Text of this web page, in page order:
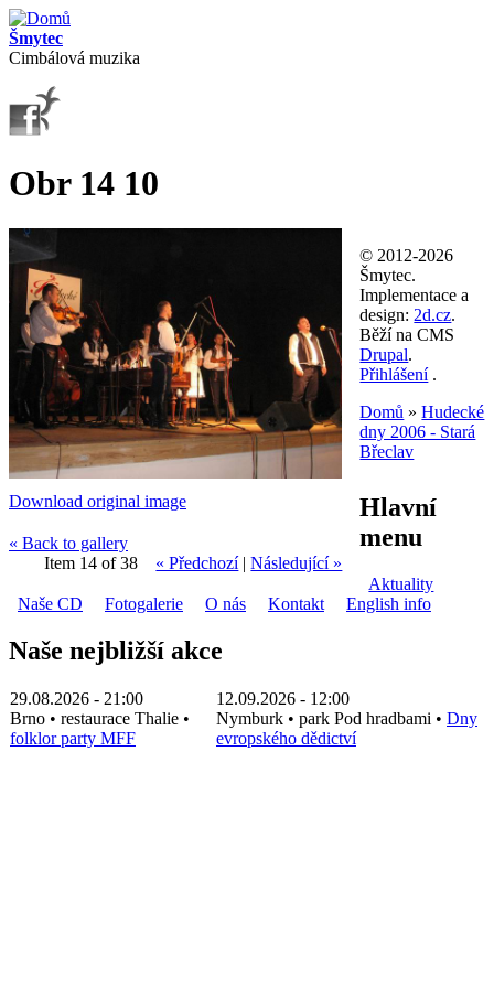
Přejít k hlavnímu obsahu
Šmytec
Cimbálová muzika
Obr 14 10
Download original image
« Back to gallery
Item 14 of 38
« Předchozí|Následující »
© 2012-2026
Šmytec.
Implementace a
design: 2d.cz.
Běží na CMS
Drupal.
Přihlášení.
Jste zde
Domů »Hudecké
dny 2006 - Stará
Břeclav
Hlavní
menu
Aktuality
Naše CD
Fotogalerie O nás Kontakt English info
Naše nejbližší akce
29.08.2026 - 21:00
Brno • restaurace Thalie •
folklor party MFF
12.09.2026 - 12:00
Nymburk • park Pod hradbami • Dny
evropského dědictví